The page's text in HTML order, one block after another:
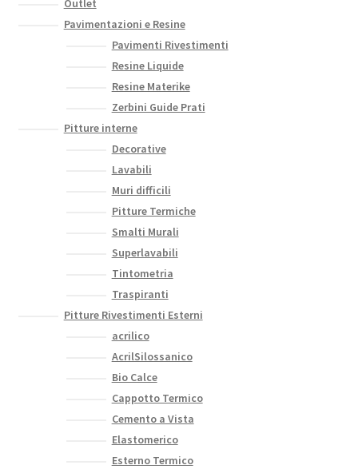
Outlet
Pavimentazioni e Resine
Pavimenti Rivestimenti
Resine Liquide
Resine Materike
Zerbini Guide Prati
Pitture interne
Decorative
Lavabili
Muri difficili
Pitture Termiche
Smalti Murali
Superlavabili
Tintometria
Traspiranti
Pitture Rivestimenti Esterni
acrilico
AcrilSilossanico
Bio Calce
Cappotto Termico
Cemento a Vista
Elastomerico
Esterno Termico